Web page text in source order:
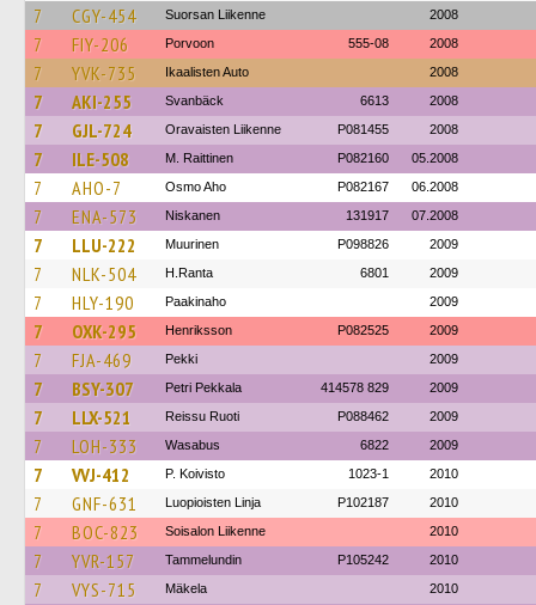
7 CGY-454 Suorsan Liikenne 2008
7 FIY-206 Porvoon 555-08 2008
7 YVK-735 Ikaalisten Auto 2008
7 AKI-255 Svanbäck 6613 2008
7 GJL-724 Oravaisten Liikenne P081455 2008
7 ILE-508 M. Raittinen P082160 05.2008
7 AHO-7 Osmo Aho P082167 06.2008
7 ENA-573 Niskanen 131917 07.2008
7 LLU-222 Muurinen P098826 2009
7 NLK-504 H.Ranta 6801 2009
7 HLY-190 Paakinaho 2009
7 OXK-295 Henriksson P082525 2009
7 FJA-469 Pekki 2009
7 BSY-307 Petri Pekkala 414578 829 2009
7 LLX-521 Reissu Ruoti P088462 2009
7 LOH-333 Wasabus 6822 2009
7 VVJ-412 P. Koivisto 1023-1 2010
7 GNF-631 Luopioisten Linja P102187 2010
7 BOC-823 Soisalon Liikenne 2010
7 YVR-157 Tammelundin P105242 2010
7 VYS-715 Mäkela 2010